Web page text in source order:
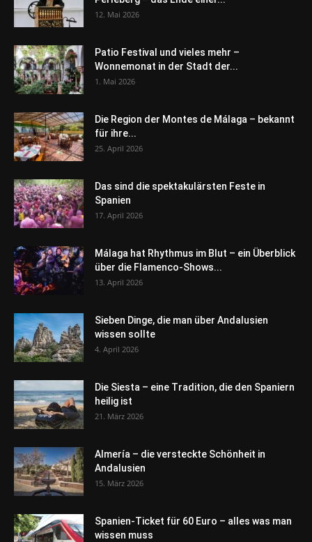
12. Mai 2026
Patio Festival und vieles mehr –
Wonnemonat in der Stadt der...
1. Mai 2026
Die Region der Montes de Málaga – bekannt
für ihre...
25. April 2026
Das sind die spektakulärsten Feste in
Spanien
17. April 2026
Málaga hat Rhythmus im Blut – ein Überblick
über die Flamenco-Shows...
13. April 2026
Sieben Dinge, die man über Andalusien
wissen sollte
4. April 2026
Die Siesta – eine Tradition, die den Spaniern
heilig ist
21. März 2026
Almería – die versteckte Schönheit in
Andalusien
15. März 2026
Spanien-Ticket für 60 Euro – alles was man
wissen muss